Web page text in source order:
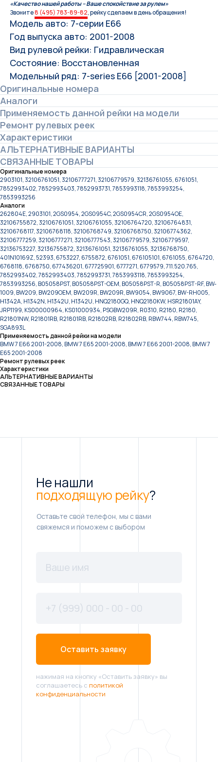
«Качество нашей работы – Ваше спокойствие за рулем»
Звоните8 (495) 783-89-82, рейку сделаем в день обращения!
Модель авто: 7-серии Е66
Год выпуска авто: 2001-2008
Вид рулевой рейки: Гидравлическая
Состояние: Восстановленная
Модельный ряд: 7-series E66 [2001-2008]
Оригинальные номера
Аналоги
Применяемость данной рейки на модели
Ремонт рулевых реек
Характеристики
АЛЬТЕРНАТИВНЫЕ ВАРИАНТЫ
СВЯЗАННЫЕ ТОВАРЫ
Оригинальные номера
2903101, 32106761051, 32106777271, 32106779579, 32136761055, 6761051,
7852993402, 7852993403, 7852993731, 7853993118, 7853993254,
7853993256
Аналоги
262804E, 2903101, 2GS0954, 2GS0954C, 2GS0954CR, 2GS0954OE,
32106755872, 32106761051, 32106761055, 32106764720, 32106764831,
32106768117, 32106768118, 32106768749, 32106768750, 32106774362,
32106777259, 32106777271, 32106777543, 32106779579, 32106779597,
32136753227, 32136755872, 32136761051, 32136761055, 32136768750,
401N10169Z, 52393, 6753227, 6755872, 6761051, 676105101, 6761055, 6764720,
6768118, 6768750, 677436201, 677725901, 6777271, 6779579, 711.520.765,
7852993402, 7852993403, 7852993731, 7853993118, 7853993254,
7853993256, B05058PST, B05058PST-OEM, B05058PST-R, B05058PST-RF, BW-
1009, BW209, BW209OEM, BW209R, BW209R, BW9054, BW9067, BW-RH005,
H1342A, H1342N, H1342U, H1342U, HNQ2180GQ, HNQ2180KW, HSR21801AY,
JRP1199, KS00000964, KS01000934, PSGBW209R, R0310, R2180, R2180,
R21801NW, R21801RB, R21801RB, R21802RB, R21802RB, RBW744, RBW745,
SGA893L
Применяемость данной рейки на модели
BMW 7 E66 2001-2008, BMW 7 E65 2001-2008, BMW 7 E66 2001-2008, BMW 7
E65 2001-2008
Ремонт рулевых реек
Характеристики
АЛЬТЕРНАТИВНЫЕ ВАРИАНТЫ
СВЯЗАННЫЕ ТОВАРЫ
Не нашли
подходящую рейку?
Оставьте свой телефон, мы с вами
свяжемся и поможем с выбором
Оставить заявку
нажимая на кнопку «Оставить заявку» вы
соглашаетесь с политикой
конфиденциальности